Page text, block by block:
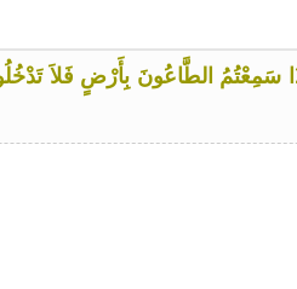
سَمِعْتُمُ الطَّاعُونَ بِأَرْضٍ فَلاَ